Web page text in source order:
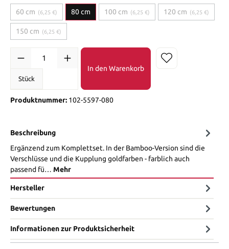
60 cm (6,25 €) 80 cm 100 cm (6,25 €) 120 cm (6,25 €)
150 cm (6,25 €)
Stück
In den Warenkorb
Produktnummer: 102-5597-080
Beschreibung
Ergänzend zum Komplettset. In der Bamboo-Version sind die
Verschlüsse und die Kupplung goldfarben - farblich auch
passend fü… Mehr
Hersteller
Bewertungen
Informationen zur Produktsicherheit